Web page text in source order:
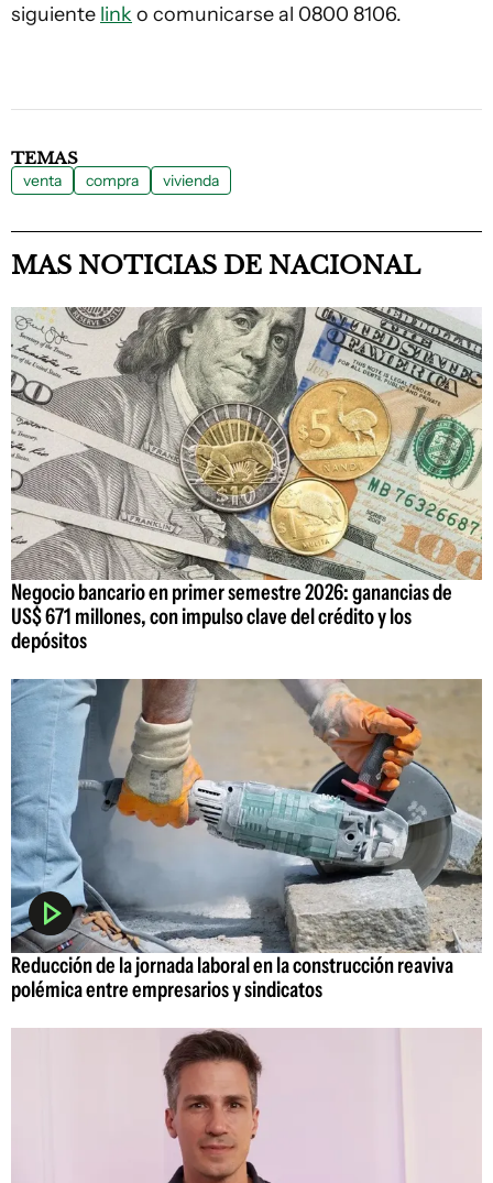
siguiente link o comunicarse al 0800 8106.
TEMAS
venta compra vivienda
MAS NOTICIAS DE NACIONAL
Negocio bancario en primer semestre 2026: ganancias de
US$ 671 millones, con impulso clave del crédito y los
depósitos
Reducción de la jornada laboral en la construcción reaviva
polémica entre empresarios y sindicatos